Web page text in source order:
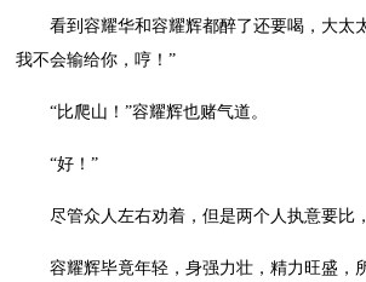
看到容耀华和容耀辉都醉了还要喝，大太太
我不会输给你，哼！”
“比爬山！”容耀辉也赌气道。
“好！”
尽管众人左右劝着，但是两个人执意要比，
容耀辉毕竟年轻，身强力壮，精力旺盛，所